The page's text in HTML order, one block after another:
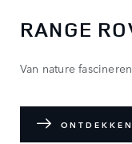
RANGE
Van nature
ONTDEKKEN